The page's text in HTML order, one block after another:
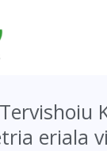
eriala